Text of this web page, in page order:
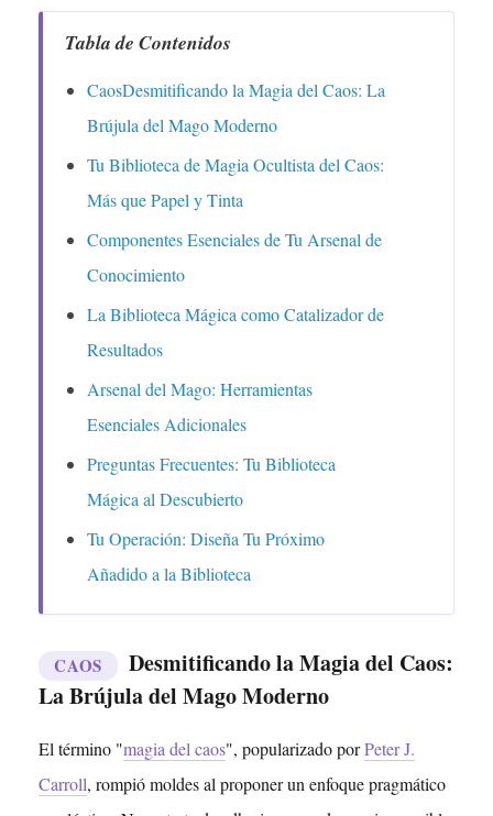
Tabla de Contenidos
CaosDesmitificando la Magia del Caos: La
Brújula del Mago Moderno
Tu Biblioteca de Magia Ocultista del Caos:
Más que Papel y Tinta
Componentes Esenciales de Tu Arsenal de
Conocimiento
La Biblioteca Mágica como Catalizador de
Resultados
Arsenal del Mago: Herramientas
Esenciales Adicionales
Preguntas Frecuentes: Tu Biblioteca
Mágica al Descubierto
Tu Operación: Diseña Tu Próximo
Añadido a la Biblioteca
CAOS
Desmitificando la Magia del Caos:
La Brújula del Mago Moderno
El término "magia del caos", popularizado porPeter J.
Carroll, rompió moldes al proponer un enfoque pragmático